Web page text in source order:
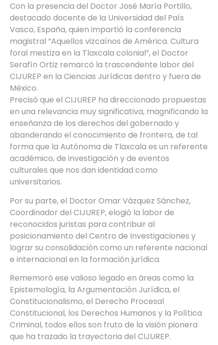
Con la presencia del Doctor José María Portillo,
destacado docente de la Universidad del País
Vasco, España, quien impartió la conferencia
magistral “Aquellos vizcaínos de América. Cultura
foral mestiza en la Tlaxcala colonial”, el Doctor
Serafín Ortiz remarcó la trascendente labor del
CIJUREP en la Ciencias Jurídicas dentro y fuera de
México.
Precisó que el CIJUREP ha direccionado propuestas
en una relevancia muy significativa, magnificando la
enseñanza de los derechos del gobernado y
abanderando el conocimiento de frontera, de tal
forma que la Autónoma de Tlaxcala es un referente
académico, de investigación y de eventos
culturales que nos dan identidad como
universitarios.
Por su parte, el Doctor Omar Vázquez Sánchez,
Coordinador del CIJUREP, elogió la labor de
reconocidos juristas para contribuir al
posicionamiento del Centro de Investigaciones y
lograr su consolidación como un referente nacional
e internacional en la formación jurídica.
Rememoró ese valioso legado en áreas como la
Epistemología, la Argumentación Jurídica, el
Constitucionalismo, el Derecho Procesal
Constitucional, los Derechos Humanos y la Política
Criminal, todos ellos son fruto de la visión pionera
que ha trazado la trayectoria del CIJUREP.